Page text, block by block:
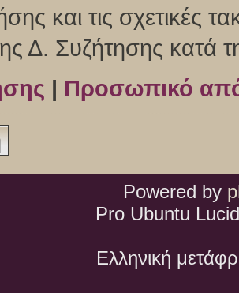
και τις σχετικές
Δ. Συζήτησης κατά
| Προσωπικό
Powered by
Pro Ubuntu
Ελληνική